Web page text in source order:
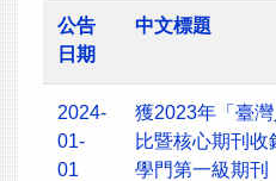
公告
日期
中文標題
2024-
01-
01
獲2023年「臺
比暨核心期刊
學門第一級期刊